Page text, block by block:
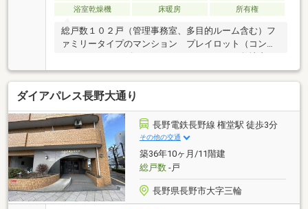
浴室乾燥機
床暖房 所有権
総戸数１０２戸（管理事務室、多目的ルーム含む）フ
ァミリータイプのマンション プレイロット（コンビ
は、車路と歩行路の動線が区別されているので、安心
感があります。
ダイアパレス長野大通り
長野電鉄長野線 権堂駅 徒歩3分
その他の交通
築36年10ヶ月/11階建
総戸数-戸
長野県長野市大字三輪